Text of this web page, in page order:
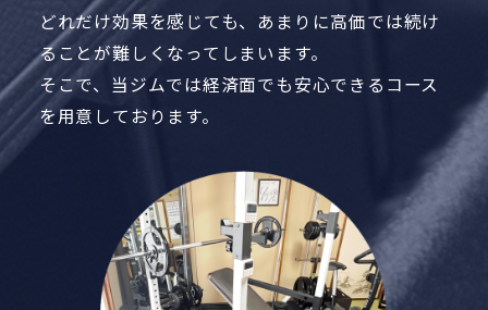
どれだけ効果を感じても、あまりに高価では続け
ることが難しくなってしまいます。
そこで、当ジムでは経済面でも安心できるコース
を用意しております。